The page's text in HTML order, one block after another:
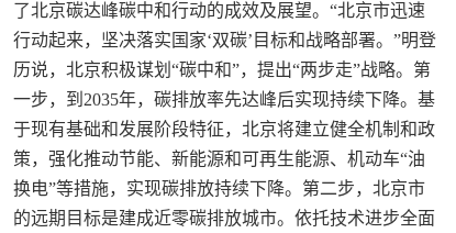
了北京碳达峰碳中和行动的成效及展望。“北京市迅速
行动起来，坚决落实国家‘双碳’目标和战略部署。”明登
历说，北京积极谋划“碳中和”，提出“两步走”战略。第
一步，到2035年，碳排放率先达峰后实现持续下降。基
于现有基础和发展阶段特征，北京将建立健全机制和政
策，强化推动节能、新能源和可再生能源、机动车“油
换电”等措施，实现碳排放持续下降。第二步，北京市
的远期目标是建成近零碳排放城市。依托技术进步全面